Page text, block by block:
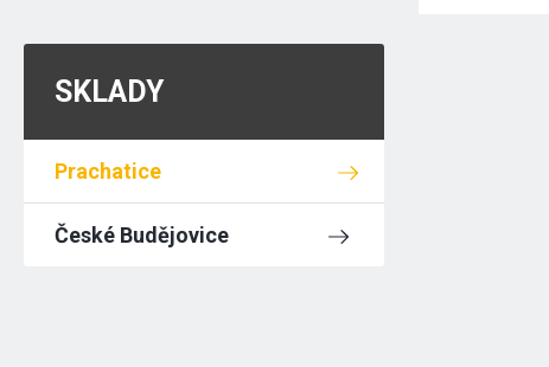
SKLADY
Prachatice
České Budějovice